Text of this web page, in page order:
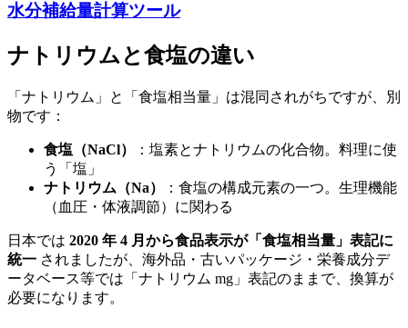
水分補給量計算ツール
ナトリウムと食塩の違い
「ナトリウム」と「食塩相当量」は混同されがちですが、別
物です：
食塩（NaCl）
：塩素とナトリウムの化合物。料理に使
う「塩」
ナトリウム（Na）
：食塩の構成元素の一つ。生理機能
（血圧・体液調節）に関わる
日本では 2020 年 4 月から食品表示が「食塩相当量」表記に
統一 されましたが、海外品・古いパッケージ・栄養成分デ
ータベース等では「ナトリウム mg」表記のままで、換算が
必要になります。